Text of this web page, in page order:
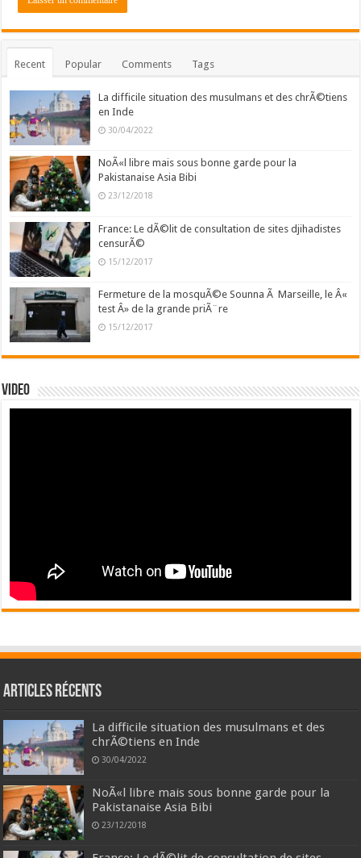
Recent Popular Comments Tags
La difficile situation des musulmans et des chrÃ©tiens
en Inde
30/04/2022
NoÃ«l libre mais sous bonne garde pour la
Pakistanaise Asia Bibi
23/12/2018
France: Le dÃ©lit de consultation de sites djihadistes
censurÃ©
15/12/2017
Fermeture de la mosquÃ©e Sounna Ã Marseille, le Â«
test Â» de la grande priÃ¨re
15/12/2017
Video
Articles récents
La difficile situation des musulmans et des
chrÃ©tiens en Inde
30/04/2022
NoÃ«l libre mais sous bonne garde pour la
Pakistanaise Asia Bibi
23/12/2018